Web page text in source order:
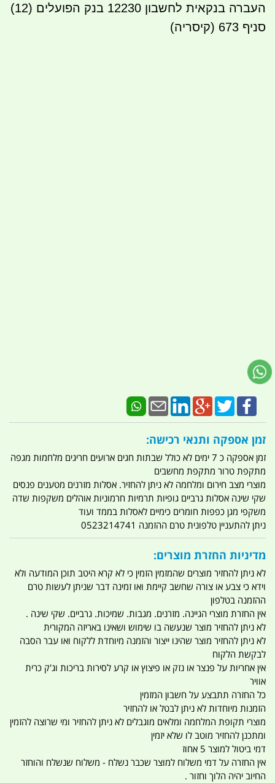
העברה בנקאית לחשבון 12230 בנק הפועלים (12)
סניף 673 (קיסריה)
זמן אספקה ותנאי רכישה:
זמן אספקה כ 7 ימים לא כולל שבתות חגים ארועים חריגים מלחמות מגפה
מתקפת טרור מתקפת מחשבים
מוצרי מצב חירום ומלחמה לא ניתן להחזיר. אסלות מזרנים מטענים פנסים
שקי שינה אסלות גרביים גופיות תרמיות חרמוניות אוהלים משקפות שדה
משקפי מגן כפפות חומרים כימיים לאסלות בממד ועוד
ניתן להתעניין טלפונית טרם ההזמנה 0523214741
מדיניות החזרת מוצרים:
לא ניתן להחזיר מוצרים שהמזמין הזמין כי לא קרא היטב תוכן המודעה ולא
וידא כי צבע או צורה שחשב קיימת ואו זמינה דבר שניתן לעשות טרם
ההזמנה בטלפון
אין החזרת מוצרי הגיינה. מזרנים. מגבות. שמיכות. גרביים. שקי שינה .
לא ניתן להחזיר מוצר שנעשה בו שימוש ושאינו באריזה המקורית
לא ניתן להחזיר מוצר שהינו ייצור והזמנה מיוחדת ללקוח ואו עבר הסבה
לבקשת הלקוח
אין אחריות על פנצר או נזק או פיצוץ או קרע לסירות בריכות וג'ק כרית
אוויר
כל החזרה תתבצע על חשבון המזמין
הזמנות מיוחדות לא ניתן לבטל או להחזיר
מוצרי תקופת המלחמה ומלאים מוגבלים לא ניתן להחזיר ומי שרוצה להזמין
ומתכנן להחזיר מוטב לו שלא יזמין
דמי ביטול למוצר 5 אחוז
אין החזרה על דמי משלוח למוצר שכבר נשלח - משלוח שנשלח והוחזר
החיוב יהיה הלוך וחזור .